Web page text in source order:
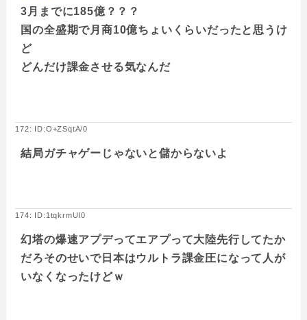
3月までに185億？？？
国の全盛期で月商10億ちょいくらいだったと思うけ
ど
どんだけ課金させる気なんだ
172: ID:O+ZSqtA/0
結局ガチャゲーじゃないと儲からないよ
174: ID:1tqkrmUI0
幻塔の爆速アプデってエアプって大陸先行してたか
だろそのせいで日本はウルトラ課金圧になって人が
いなくなったけどｗ